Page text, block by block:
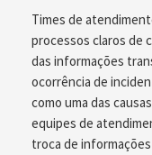
Times de
processos claros de
das informações
ocorrência de
como uma das
equipes de
troca de